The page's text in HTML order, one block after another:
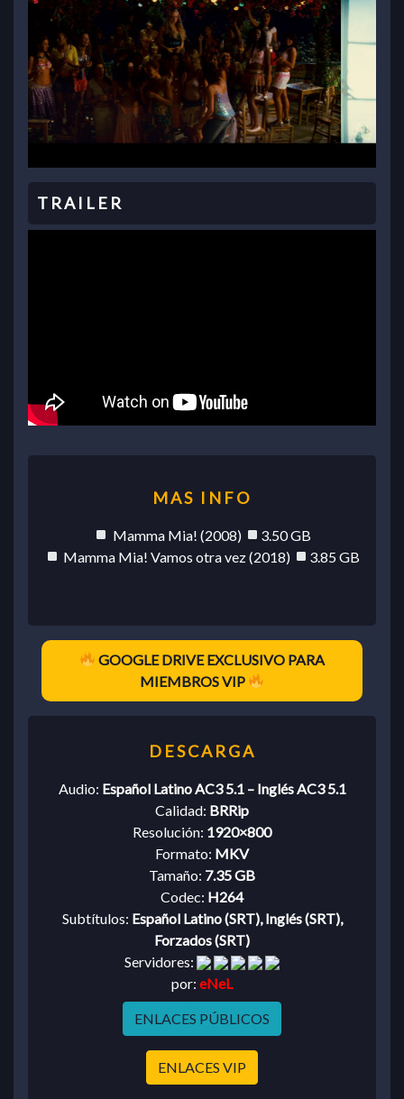
Mamma Mia! (2008)
3.50 GB
Mamma Mia! Vamos otra vez (2018)
3.85 GB
GOOGLE DRIVE EXCLUSIVO PARA
MIEMBROS VIP
Audio: Español Latino AC3 5.1 – Inglés AC3 5.1
Calidad: BRRip
Resolución: 1920×800
Formato: MKV
Tamaño: 7.35 GB
Codec: H264
Subtítulos: Español Latino (SRT), Inglés (SRT),
Forzados (SRT)
Servidores:
por: eNeL
ENLACES PÚBLICOS
ENLACES VIP